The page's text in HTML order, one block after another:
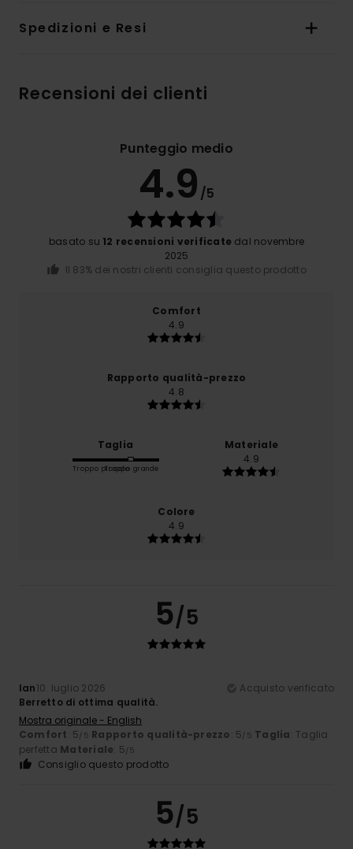
Spedizioni e Resi
Recensioni dei clienti
Punteggio medio
4.9 /5
basato su 12 recensioni verificate dal novembre
2025
Il 83% dei nostri clienti consiglia questo prodotto
Comfort
4.9
Rapporto qualità-prezzo
4.8
Taglia
Troppo piccoloTroppo grande
Materiale
4.9
Colore
4.9
5/5
Ian10. luglio 2026
Acquisto verificato
Berretto di ottima qualità.
Mostra originale - English
Comfort: 5/5 Rapporto qualità-prezzo: 5/5 Taglia: Taglia
perfetta Materiale: 5/5
Consiglio questo prodotto
5/5